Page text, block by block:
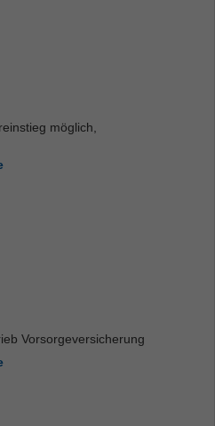
möglich,
Vorsorgeversicherung